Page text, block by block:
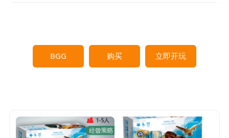
BGG 购买 立即开玩